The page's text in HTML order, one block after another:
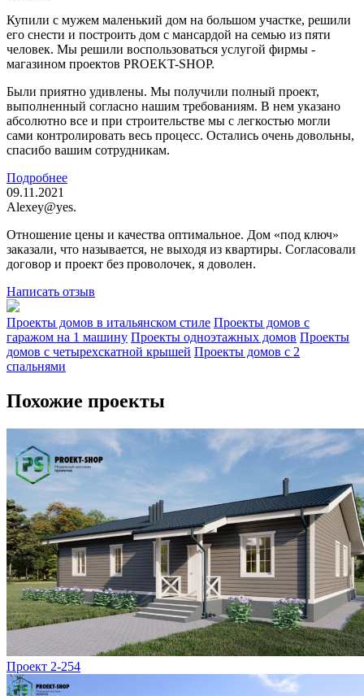
Купили с мужем маленький дом на большом участке, решили
его снести и построить дом с мансардой на семью из пяти
человек. Мы решили воспользоваться услугой фирмы -
магазином проектов PROEKT-SHOP.
Были приятно удивлены. Мы получили полный проект,
выполненный согласно нашим требованиям. В нем указано
абсолютно все и при строительстве мы с легкостью могли
сами контролировать весь процесс. Остались очень довольны,
спасибо вашим сотрудникам.
Подробнее
09.11.2021
Alexey@yes.
Отношение цены и качества оптимальное. Дом «под ключ»
заказали, что называется, не выходя из квартиры. Согласовали
договор и проект без проволочек, я доволен.
Написать отзыв
Проекты домов в итальянском стиле Проекты домов с
гаражом на 1 машину Проекты одноэтажных домов Проекты
домов с четырехскатной крышей Проекты домов с 2
спальнями
Похожие проекты
Проект 2-254